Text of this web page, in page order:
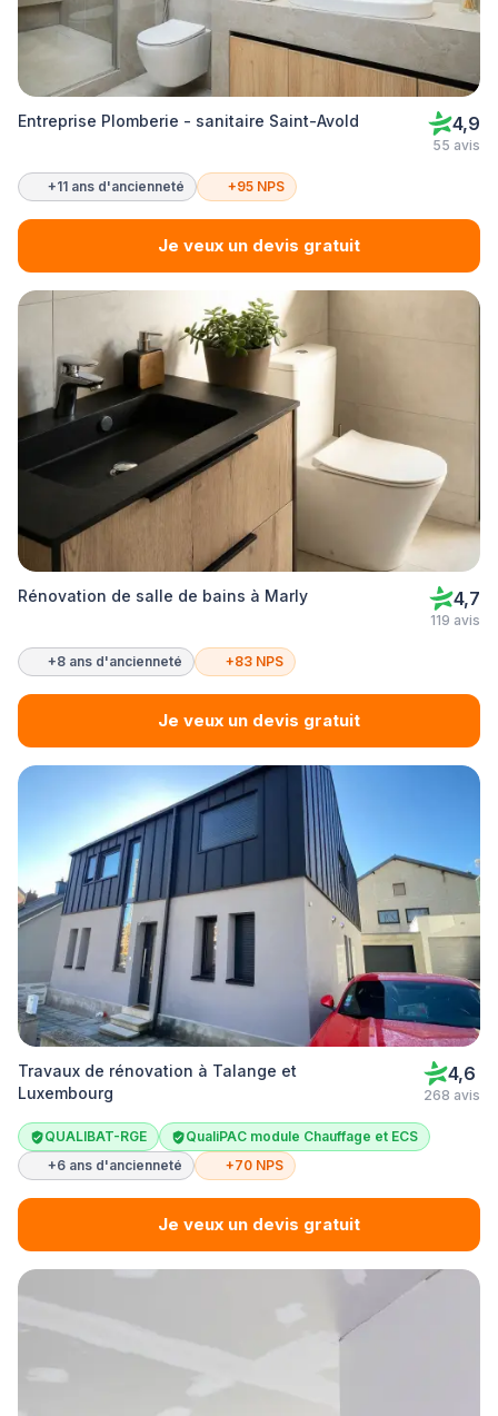
Entreprise Plomberie - sanitaire Saint-Avold 4,9
55 avis
+11 ans d'ancienneté +95 NPS
Je veux un devis gratuit
Rénovation de salle de bains à Marly 4,7
119 avis
+8 ans d'ancienneté +83 NPS
Je veux un devis gratuit
Travaux de rénovation à Talange et
Luxembourg
4,6
268 avis
QUALIBAT-RGE
QualiPAC module Chauffage et ECS
+6 ans d'ancienneté
+70 NPS
Je veux un devis gratuit